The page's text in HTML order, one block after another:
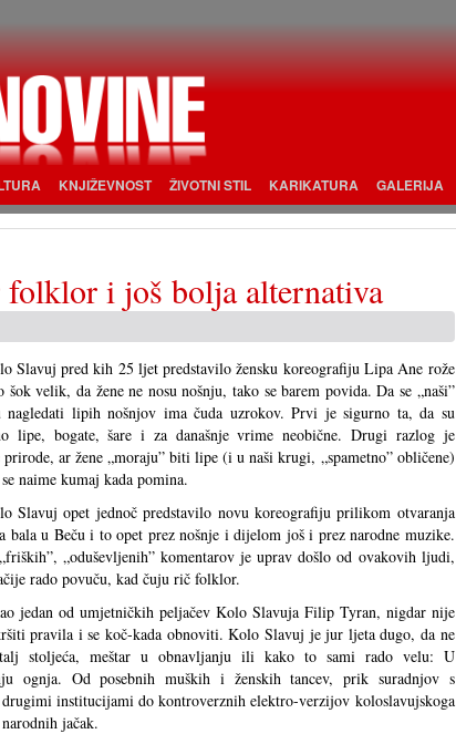
KNJIŽEVNOST ŽIVOTNI STIL KARIKATURA GALERIJA
i još bolja alternativa
Slavuj pred kih 25 ljet predstavilo žensku koreografiju Lipa Ane rože
šok velik, da žene ne nosu nošnju, tako se barem povida. Da se „naši”
lipih nošnjov ima čuda uzrokov. Prvi je sigurno ta, da su
lipe, bogate, šare i za današnje vrime neobične. Drugi razlog je
prirode, ar žene „moraju” biti lipe (i u naši krugi, „spametno” obličene)
naime kumaj kada pomina.
Slavuj opet jednoč predstavilo novu koreografiju prilikom otvaranja
bala u Beču i to opet prez nošnje i dijelom još i prez narodne muzike.
„oduševljenih” komentarov je uprav došlo od ovakovih ljudi,
rado povuču, kad čuju rič folklor.
jedan od umjetničkih peljačev Kolo Slavuja Filip Tyran, nigdar nije
pravila i se koč-kada obnoviti. Kolo Slavuj je jur ljeta dugo, da ne
stoljeća, meštar u obnavljanju ili kako to sami rado velu: U
ognja. Od posebnih muških i ženskih tancev, prik suradnjov s
institucijami do kontroverznih elektro-verzijov koloslavujskoga
jačak.